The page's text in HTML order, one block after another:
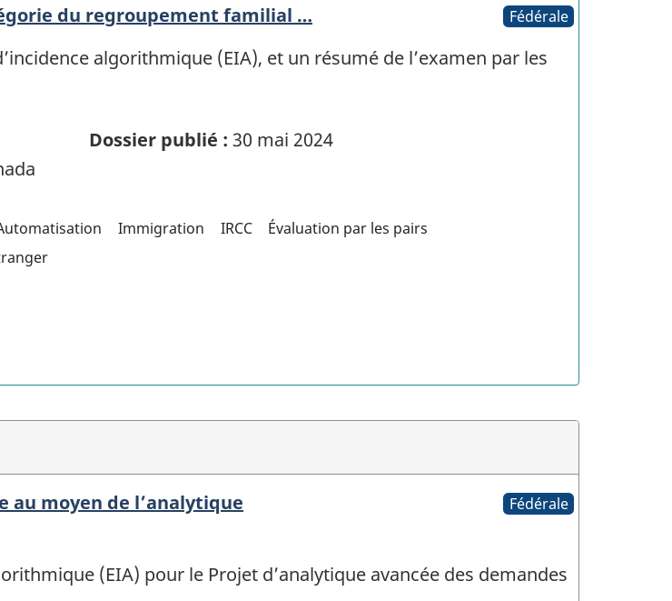
du regroupement familial … Fédérale
algorithmique (EIA), et un résumé de l’examen par les
Dossier publié : 30 mai 2024
Immigration IRCC
Évaluation par les pairs
au moyen de l’analytique
Fédérale
(EIA) pour le Projet d’analytique avancée des demandes